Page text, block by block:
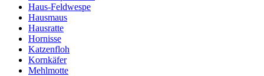
Haus-Feldwespe
Hausmaus
Hausratte
Hornisse
Katzenfloh
Kornkäfer
Mehlmotte